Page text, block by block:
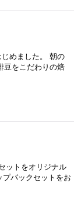
めました。 朝の
豆をこだわりの焙
ットをオリジナル
パックセットをお